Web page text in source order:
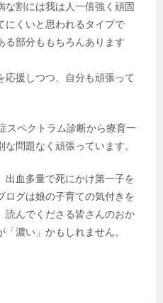
な割には我は人一倍強く頑固
にくいと思われるタイプで
る部分ももちろんあります
応援しつつ、自分も頑張って
スペクトラム診断から療育一
問題なく頑張っています。
出血多量で死にかけ第一子を
ログは娘の子育ての気付きを
読んでくださる皆さんのおか
濃い」かもしれません。